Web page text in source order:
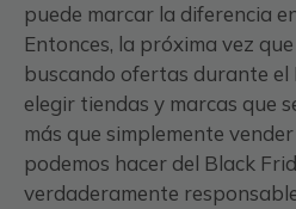
puede marcar la diferencia
Entonces, la próxima vez
buscando ofertas durante el
elegir tiendas y marcas que
más que simplemente
podemos hacer del Black
verdaderamente